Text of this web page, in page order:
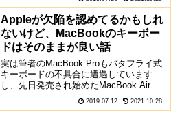
いたため、購入する際に12インチの
MacBookと非常に悩んだの...
Appleが欠陥を認めてるかもしれ
ないけど、MacBookのキーボー
ドはそのままが良い話
実は筆者のMacBook Proもバタフライ式
キーボードの不具合に遭遇しています
し、先日発売され始めたMacBook Airな
どもキーボード無償修理プログラムの対
象になるなど、ちょっとアレな感じの
2019.07.12 2021.10.28